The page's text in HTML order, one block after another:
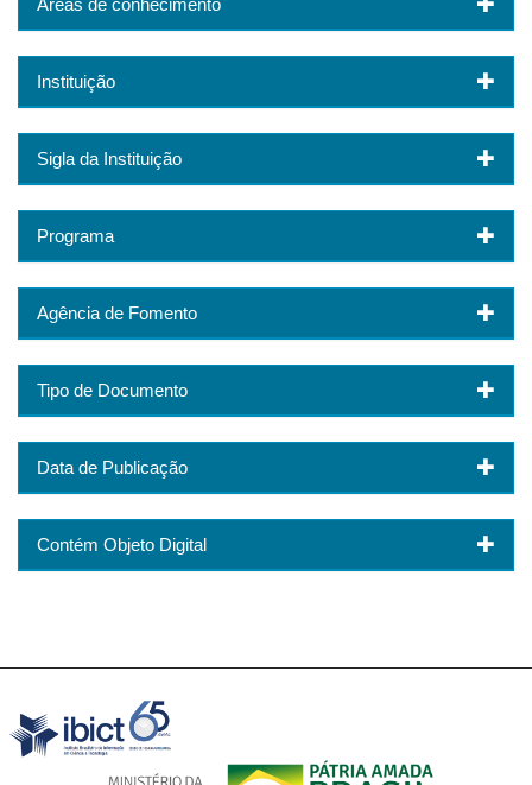
Instituição
Sigla da Instituição
Programa
Agência de Fomento
Tipo de Documento
Data de Publicação
Contém Objeto Digital